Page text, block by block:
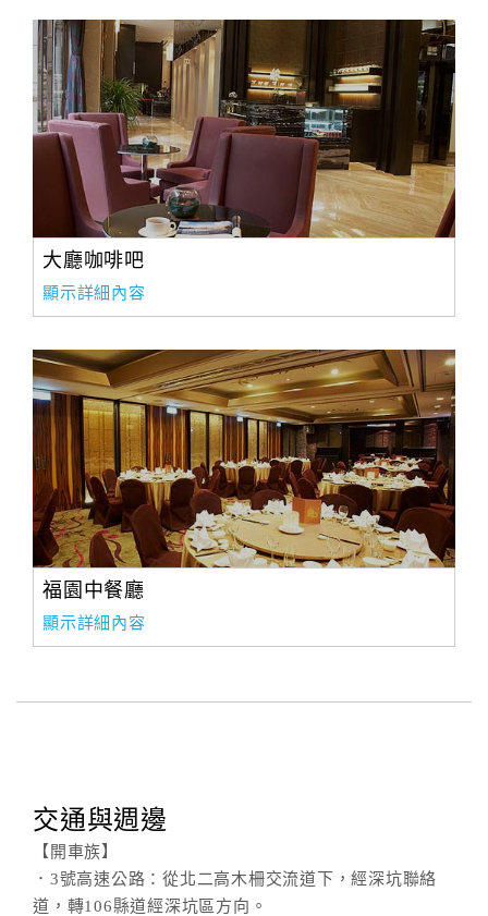
大廳咖啡吧
顯示詳細內容
福園中餐廳
顯示詳細內容
交通與週邊
【開車族】
．3號高速公路：從北二高木柵交流道下，經深坑聯絡
道，轉106縣道經深坑區方向。